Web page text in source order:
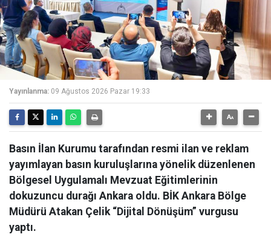
Yayınlanma: 09 Ağustos 2026 Pazar 19:33
Basın İlan Kurumu tarafından resmi ilan ve reklam
yayımlayan basın kuruluşlarına yönelik düzenlenen
Bölgesel Uygulamalı Mevzuat Eğitimlerinin
dokuzuncu durağı Ankara oldu. BİK Ankara Bölge
Müdürü Atakan Çelik “Dijital Dönüşüm” vurgusu
yaptı.